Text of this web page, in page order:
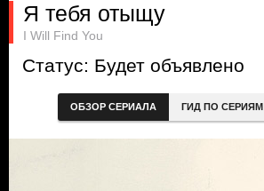
Я тебя отыщу
I Will Find You
Статус: Будет объявлено
ОБЗОР СЕРИАЛА ГИД ПО СЕРИЯМ